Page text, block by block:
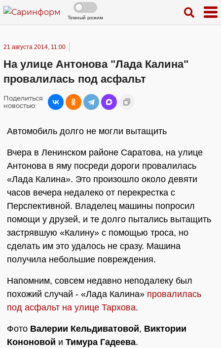
Темный режим
21 августа 2014, 11:00
На улице Антонова "Лада Калина"
провалилась под асфальт
Поделиться
новостью:
Автомобиль долго не могли вытащить
Вчера в Ленинском районе Саратова, на улице
Антонова в яму посреди дороги провалилась
«Лада Калина». Это произошло около девяти
часов вечера недалеко от перекрестка с
Перспективной. Владелец машины попросил
помощи у друзей, и те долго пытались вытащить
застрявшую «Калину» с помощью троса, но
сделать им это удалось не сразу. Машина
получила небольшие повреждения.
Напомним, совсем недавно неподалеку был
похожий случай - «Лада Калина» провалилась
под асфальт на улице Тархова.
Фото Валерии Кельдиватовой, Виктории
Кононовой и Тимура Гадеева.